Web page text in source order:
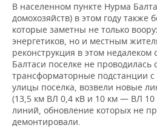
В населенном пункте Нурма
домохозяйств) в этом году
которые заметны не только
энергетиков, но и местным
реконструкция в этом недалеком
Балтаси поселке не проводилась
трансформаторные подстанции
улицы поселка, возвели новые
(13,5 км ВЛ 0,4 кВ и 10 км — ВЛ 10
линий, обновление которых не
демонтировали.